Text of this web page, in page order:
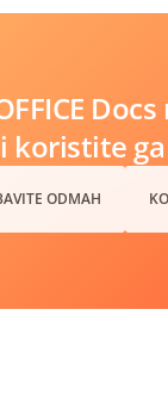
koristite
ODMAH